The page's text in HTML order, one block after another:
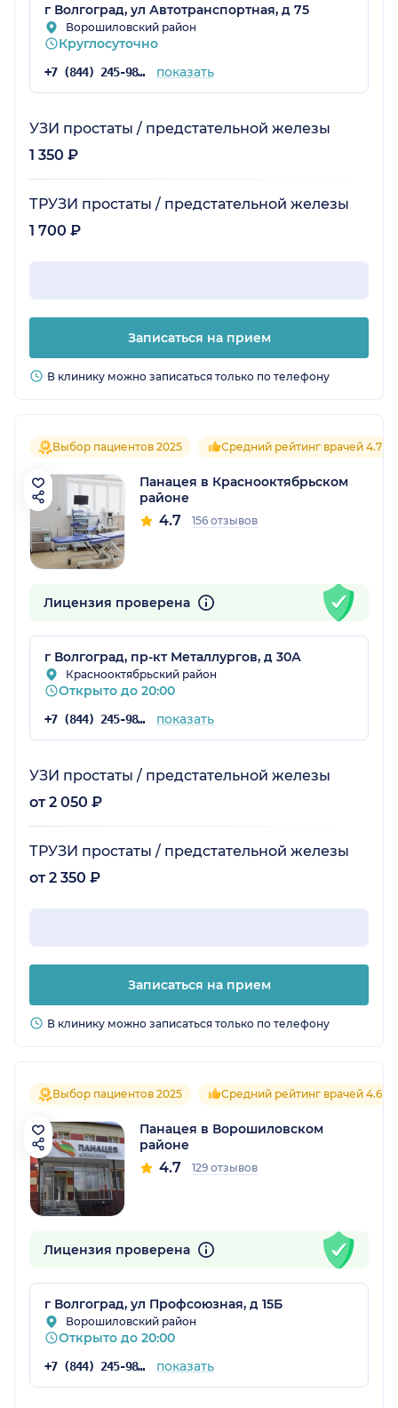
г Волгоград, ул Автотранспортная, д 75
Ворошиловский район
Круглосуточно
+7 (844) 245-98-54 показать
УЗИ простаты / предстательной железы
1 350 ₽
ТРУЗИ простаты / предстательной железы
1 700 ₽
Записаться на прием
В клинику можно записаться только по телефону
Выбор пациентов 2025 Средний рейтинг врачей 4.7
Панацея в Краснооктябрьском
районе
4.7 156 отзывов
Лицензия проверена
г Волгоград, пр-кт Металлургов, д 30А
Краснооктябрьский район
Открыто до 20:00
+7 (844) 245-98-04 показать
УЗИ простаты / предстательной железы
от 2 050 ₽
ТРУЗИ простаты / предстательной железы
от 2 350 ₽
Записаться на прием
В клинику можно записаться только по телефону
Выбор пациентов 2025 Средний рейтинг врачей 4.6
Панацея в Ворошиловском
районе
4.7 129 отзывов
Лицензия проверена
г Волгоград, ул Профсоюзная, д 15Б
Ворошиловский район
Открыто до 20:00
+7 (844) 245-98-04 показать